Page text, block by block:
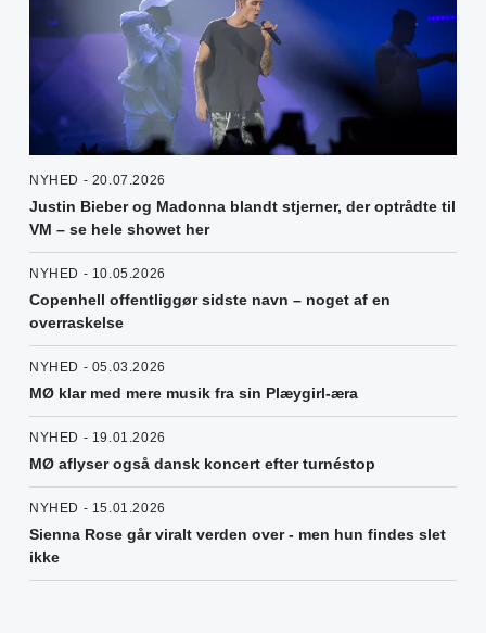
NYHED - 20.07.2026
Justin Bieber og Madonna blandt stjerner, der optrådte til
VM – se hele showet her
NYHED - 10.05.2026
Copenhell offentliggør sidste navn – noget af en
overraskelse
NYHED - 05.03.2026
MØ klar med mere musik fra sin Plæygirl-æra
NYHED - 19.01.2026
MØ aflyser også dansk koncert efter turnéstop
NYHED - 15.01.2026
Sienna Rose går viralt verden over - men hun findes slet
ikke